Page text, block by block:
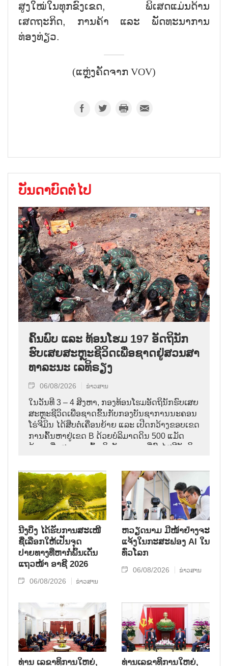
ສູງໃໝ່ໃນທຸກຂົງເຂດ, ພິເສດແມ່ນດ້ານ
ເສດຖະກິດ, ການຄ້າ ແລະ ພັດທະນາການ
ທ່ອງທ່ຽວ.
(ແຫຼ່ງຄັດຈາກ VOV)
ບັນດາບົດຕໍ່ໄປ
ຄົ້ນ​ພົບ ແລະ ທ້ອນ​ໂຮມ 197 ອັດ​ຖິ​ນັກ​
ຮົບ​ເສຍ​ສະຫຼະ​ຊີ​ວິດ​ເພື່ອ​ຊາດ​ຢູ່​ສວນ​ສາ​
ທາ​ລະ​ນະ ເລ​ທິ​ຣຽງ
06/08/2026 ຂ່າວສານ
ໃນ​ວັນ​ທີ 3 – 4 ສິງ​ຫາ, ກອງ​ທ້ອນ​ໂຮມ​ອັດ​ຖິ​ນັກ​ຮົບ​ເສຍ​
ສະຫຼະ​ຊີ​ວິດ​ເພື່ອ​ຊາດ​ຂຶ້ນ​ກັບ​ກອງ​ບັນ​ຊາ​ການ​ນະ​ຄອນ ​
ໂຮ່​ຈີ​ມິນ ໄດ້​ສືບ​ຕໍ່​ເຄື່ອນ​ຍ້າຍ ແລະ ເປີດກວ້າງ​ຂອບ​ເຂດ​
ການ​ຄົ້ນ​ຫາຢູ່​ເຂດ B ດ້ວຍບໍລິມາດ​ດິນ 500 ແມັດ​
ກ້ອນ ເພື່ອ​ສາມາດເຂົ້າ​ເຖິງ​ບັນ​ດາ​ເຂດ​ທີ່​ສົງ​ໄສ​ມີ​ອັດ​ຖິ​
ນີງບິ່ງ ໄດ້ຮັບການສະເໜີ
ຊື່ເລືອກໃຫ້ເປັນຈຸດ
ປາຍທາງທີ່ຫາກໍ່ພົ້ນເດັ່ນ
ແຖວໜ້າ ອາຊີ 2026
06/08/2026 ຂ່າວສານ
ຫວຽດນາມ ມີໜ້າຢ່າງຈະ
ແຈ້ງໃນກະສະຟອງ AI ໃນ
ທົ່ວໂລກ
06/08/2026 ຂ່າວສານ
ທ່ານ ເລຂາທິການໃຫຍ່, ທ່ານເລຂາທິການໃຫຍ່,